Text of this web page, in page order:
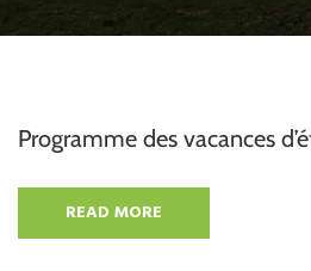
Programme des vacances
READ MORE